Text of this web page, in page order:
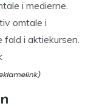
i medierne.
omtale i
fald i aktiekursen.